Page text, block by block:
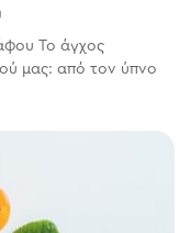
Το άγχος
μας: από τον ύπνο